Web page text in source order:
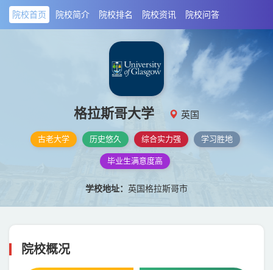
院校首页 院校简介 院校排名 院校资讯 院校问答
格拉斯哥大学 英国
古老大学 历史悠久 综合实力强 学习胜地
毕业生满意度高
学校地址： 英国格拉斯哥市
院校概况